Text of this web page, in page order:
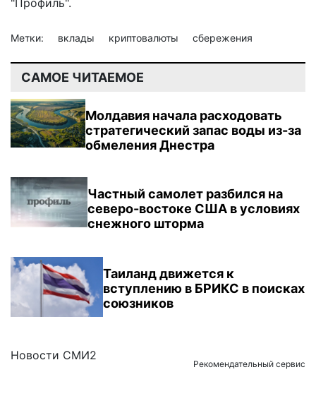
Метки: вклады криптовалюты сбережения
САМОЕ ЧИТАЕМОЕ
Молдавия начала расходовать
стратегический запас воды из-за
обмеления Днестра
Частный самолет разбился на
северо-востоке США в условиях
снежного шторма
Таиланд движется к
вступлению в БРИКС в поисках
союзников
Новости СМИ2
Рекомендательный сервис